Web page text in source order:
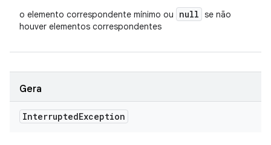
o elemento correspondente mínimo ou null se não
houver elementos correspondentes
Gera
InterruptedException